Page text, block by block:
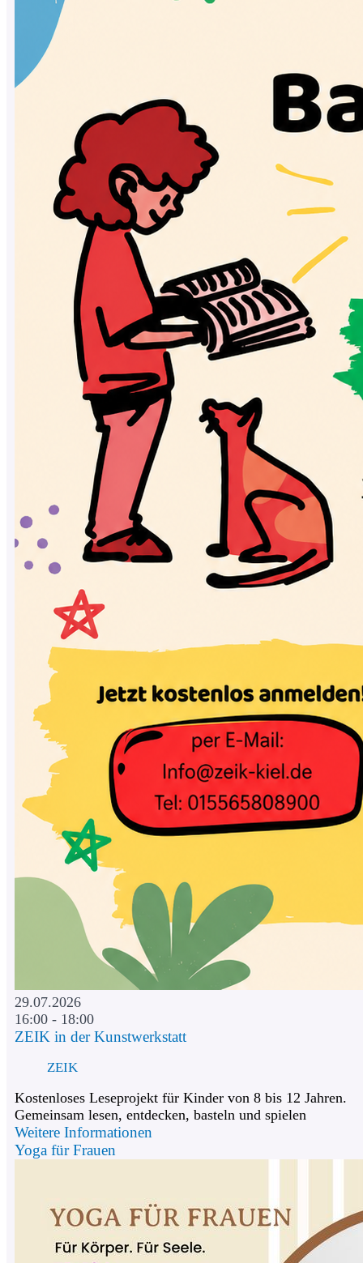
29.07.2026
16:00 - 18:00
ZEIK in der Kunstwerkstatt
ZEIK
Kostenloses Leseprojekt für Kinder von 8 bis 12 Jahren.
Gemeinsam lesen, entdecken, basteln und spielen
Weitere Informationen
Yoga für Frauen